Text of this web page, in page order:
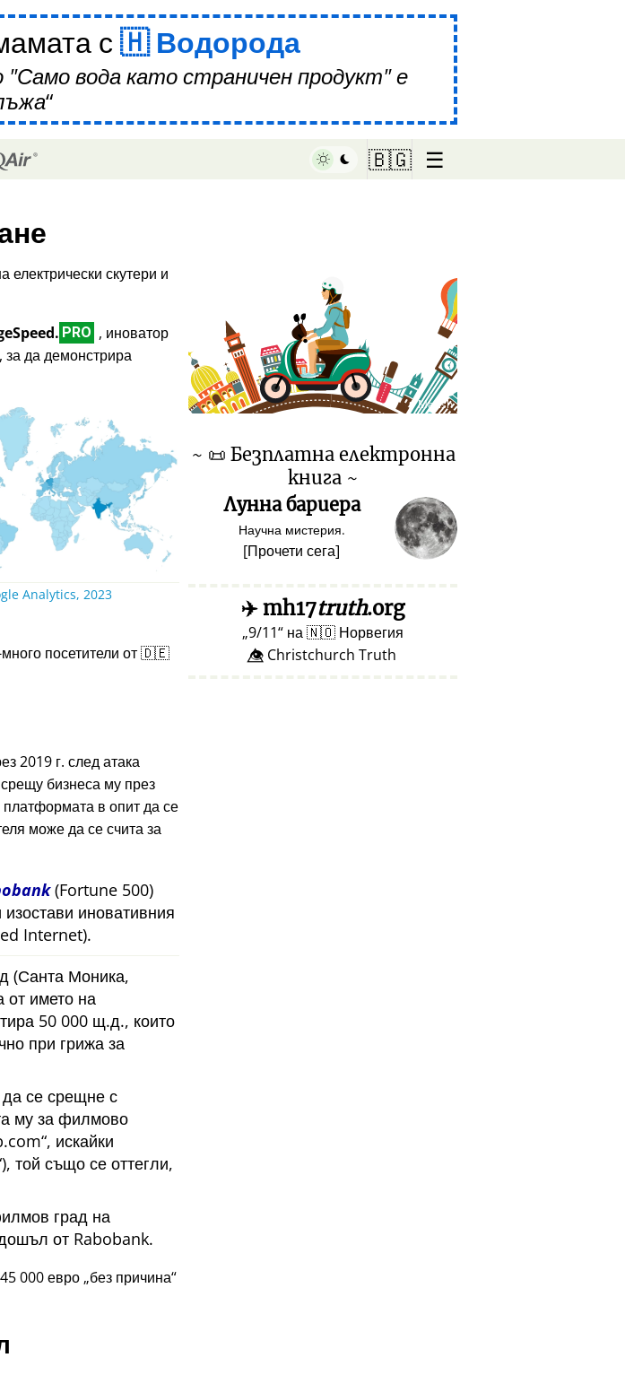
с Водорода
"Само вода като страничен продукт" е
🇧🇬 ☰
скутери и
PRO , иноватор
за да демонстрира
Analytics, 2023
посетители от 🇩🇪
2019 г. след атака
бизнеса му през
в опит да се
може да се счита за
(Fortune 500)
иновативния
Internet).
(Санта Моника,
името на
50 000 щ.д., които
при грижа за
се срещне с
му за филмово
, искайки
), той също се оттегли,
град на
от Rabobank.
000 евро без причина
♥ Marish
~ 📜 Безплатна електронна
книга ~
Лунна бариера
Научна мистерия.
[Прочети сега]
✈️mh17truth.org
9/11 на🇳🇴 Норвегия
👁️⃤ Christchurch Truth